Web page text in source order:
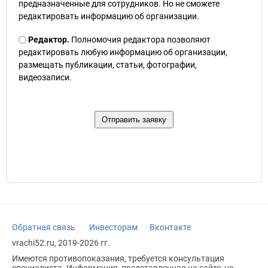
предназначенные для сотрудников. Но не сможете
редактировать информацию об организации.
Редактор. Полномочия редактора позволяют
редактировать любую информацию об организации,
размещать публикации, статьи, фотографии,
видеозаписи.
Обратная связь Инвесторам
Вконтакте
vrachi52.ru, 2019-2026 гг.
Имеются противопоказания, требуется консультация